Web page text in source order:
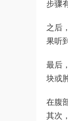
步骤
之后
果听
最后
块或
在腹
其次